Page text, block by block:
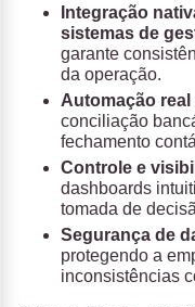
Integração
sistemas de
garante
da operação.
Automação
conciliação
fechamento
Controle e
dashboards
tomada de
Segurança de
protegendo a
inconsistências